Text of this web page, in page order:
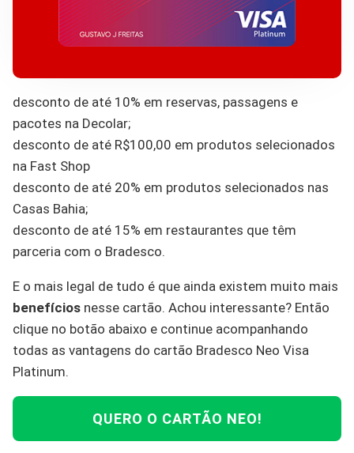
desconto de até 10% em reservas, passagens e
pacotes na Decolar;
desconto de até R$100,00 em produtos selecionados
na Fast Shop
desconto de até 20% em produtos selecionados nas
Casas Bahia;
desconto de até 15% em restaurantes que têm
parceria com o Bradesco.
E o mais legal de tudo é que ainda existem muito mais
benefícios nesse cartão. Achou interessante? Então
clique no botão abaixo e continue acompanhando
todas as vantagens do cartão Bradesco Neo Visa
Platinum.
QUERO O CARTÃO NEO!